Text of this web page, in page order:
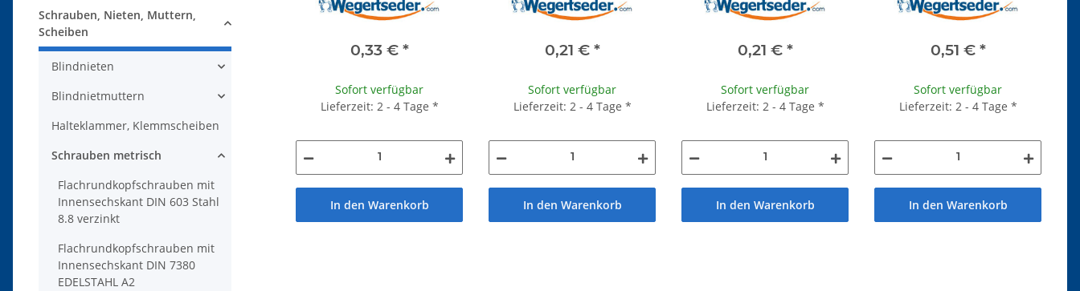
0,33 € *
Sofort verfügbar
Lieferzeit: 2 - 4 Tage *
In den Warenkorb
0,21 € *
Sofort verfügbar
Lieferzeit: 2 - 4 Tage *
In den Warenkorb
0,21 € *
Sofort verfügbar
Lieferzeit: 2 - 4 Tage *
In den Warenkorb
0,51 € *
Sofort verfügbar
Lieferzeit: 2 - 4 Tage *
In den Warenkorb
Schrauben, Nieten, Muttern,
Scheiben
Blindnieten
Blindnietmuttern
Halteklammer, Klemmscheiben
Schrauben metrisch
Flachrundkopfschrauben mit
Innensechskant DIN 603 Stahl
8.8 verzinkt
Flachrundkopfschrauben mit
Innensechskant DIN 7380
EDELSTAHL A2